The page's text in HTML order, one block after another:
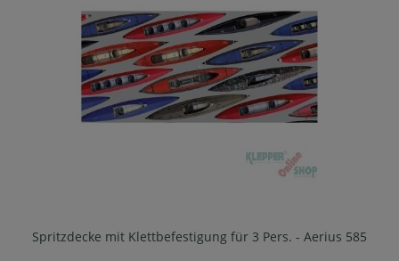
Spritzdecke mit Klettbefestigung für 3 Pers. - Aerius 585